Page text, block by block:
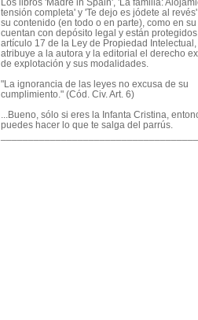
tensión completa' y 'Te dejo es jódete al
su contenido (en todo o en parte), como en
cuentan con depósito legal y están
artículo 17 de la Ley de Propiedad Intelectual,
atribuye a la autora y la editorial el derecho
de explotación y sus modalidades.
"La ignorancia de las leyes no excusa de su
cumplimiento." (Cód. Civ. Art. 6)
...Bueno, sólo si eres la Infanta Cristina,
puedes hacer lo que te salga del parrús.